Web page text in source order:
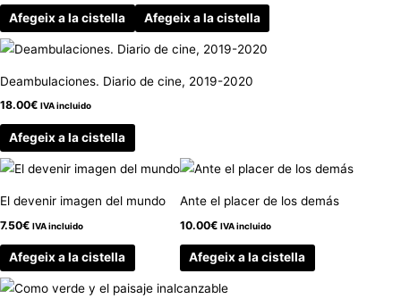
Afegeix a la cistella Afegeix a la cistella
Deambulaciones. Diario de cine, 2019-2020
18.00€ IVA incluido
Afegeix a la cistella
El devenir imagen del mundo
7.50€ IVA incluido
Afegeix a la cistella
Ante el placer de los demás
10.00€ IVA incluido
Afegeix a la cistella